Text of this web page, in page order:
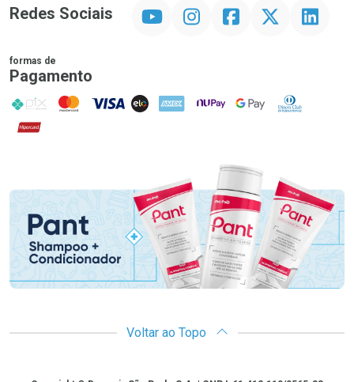
Redes Sociais InstagramFacebook Linkedin
formas de
Pagamento
PIX MasterCard
VISA ELO AMEX NuPay Google PayDiners Club
Hipercard
Promoção em Destaque
Voltar ao Topo